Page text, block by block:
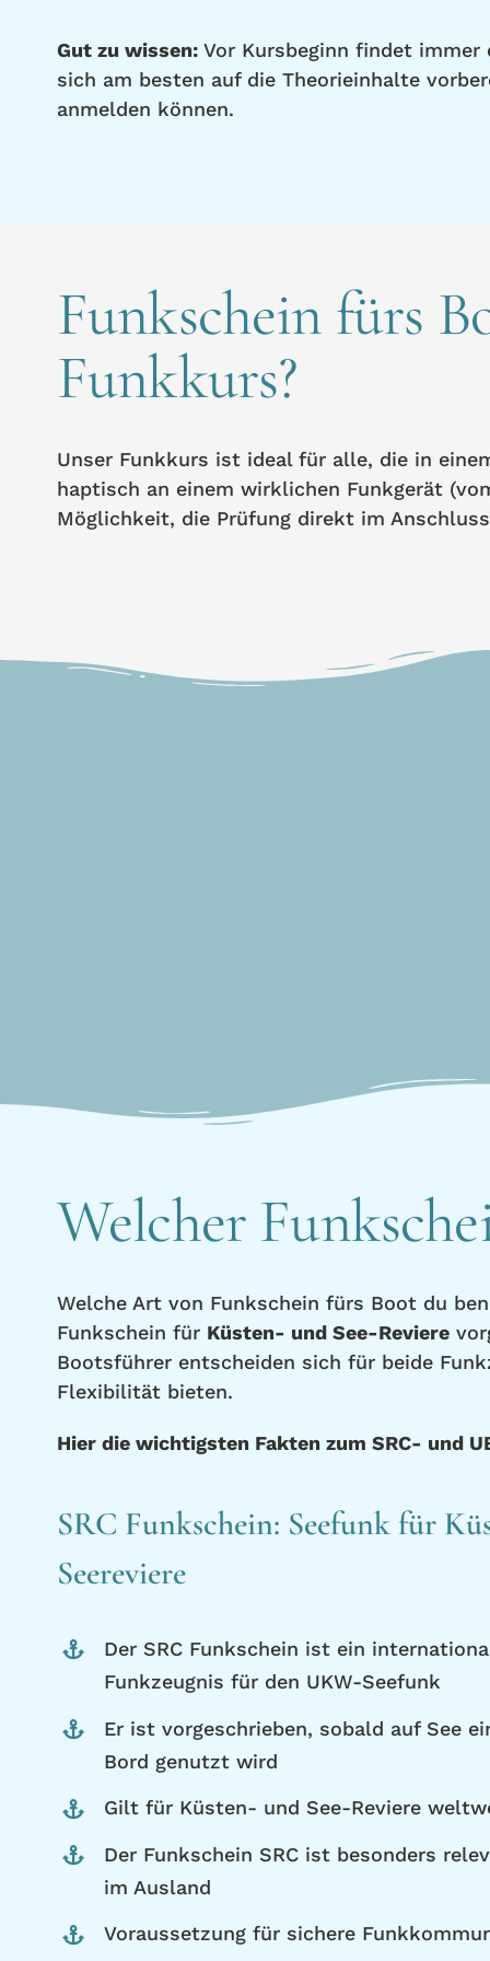
Gut zu wissen:Vor Kursbeginn findet immer
sich am besten auf die Theorieinhalte
anmelden können.
Funkschein fürs
Funkkurs?
Unser Funkkurs ist ideal für alle, die in
haptisch an einem wirklichen Funkgerät
Möglichkeit, die Prüfung direkt im
Welcher
Welche Art von Funkschein fürs Boot du
Funkschein für Küsten- und See-Reviere
Bootsführer entscheiden sich für beide
Flexibilität bieten.
Hier die wichtigsten Fakten zum SRC- und
SRC Funkschein: Seefunk für
Seereviere
Der SRC Funkschein ist ein
Funkzeugnis für den UKW-Seefunk
Er ist vorgeschrieben, sobald auf See
Bord genutzt wird
Gilt für Küsten- und See-Reviere
Der Funkschein SRC ist besonders
im Ausland
Voraussetzung für sichere